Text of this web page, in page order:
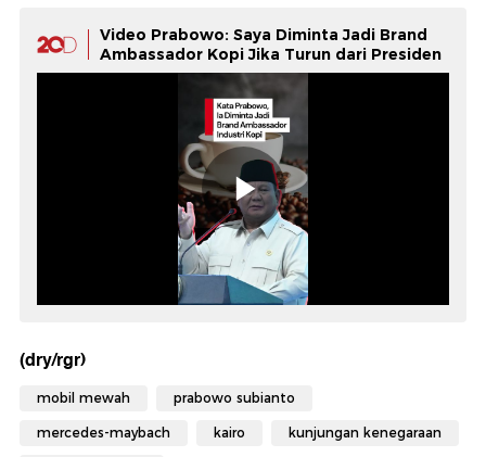
Video Prabowo: Saya Diminta Jadi Brand
Ambassador Kopi Jika Turun dari Presiden
(dry/rgr)
mobil mewah prabowo subianto
mercedes-maybach kairo kunjungan kenegaraan